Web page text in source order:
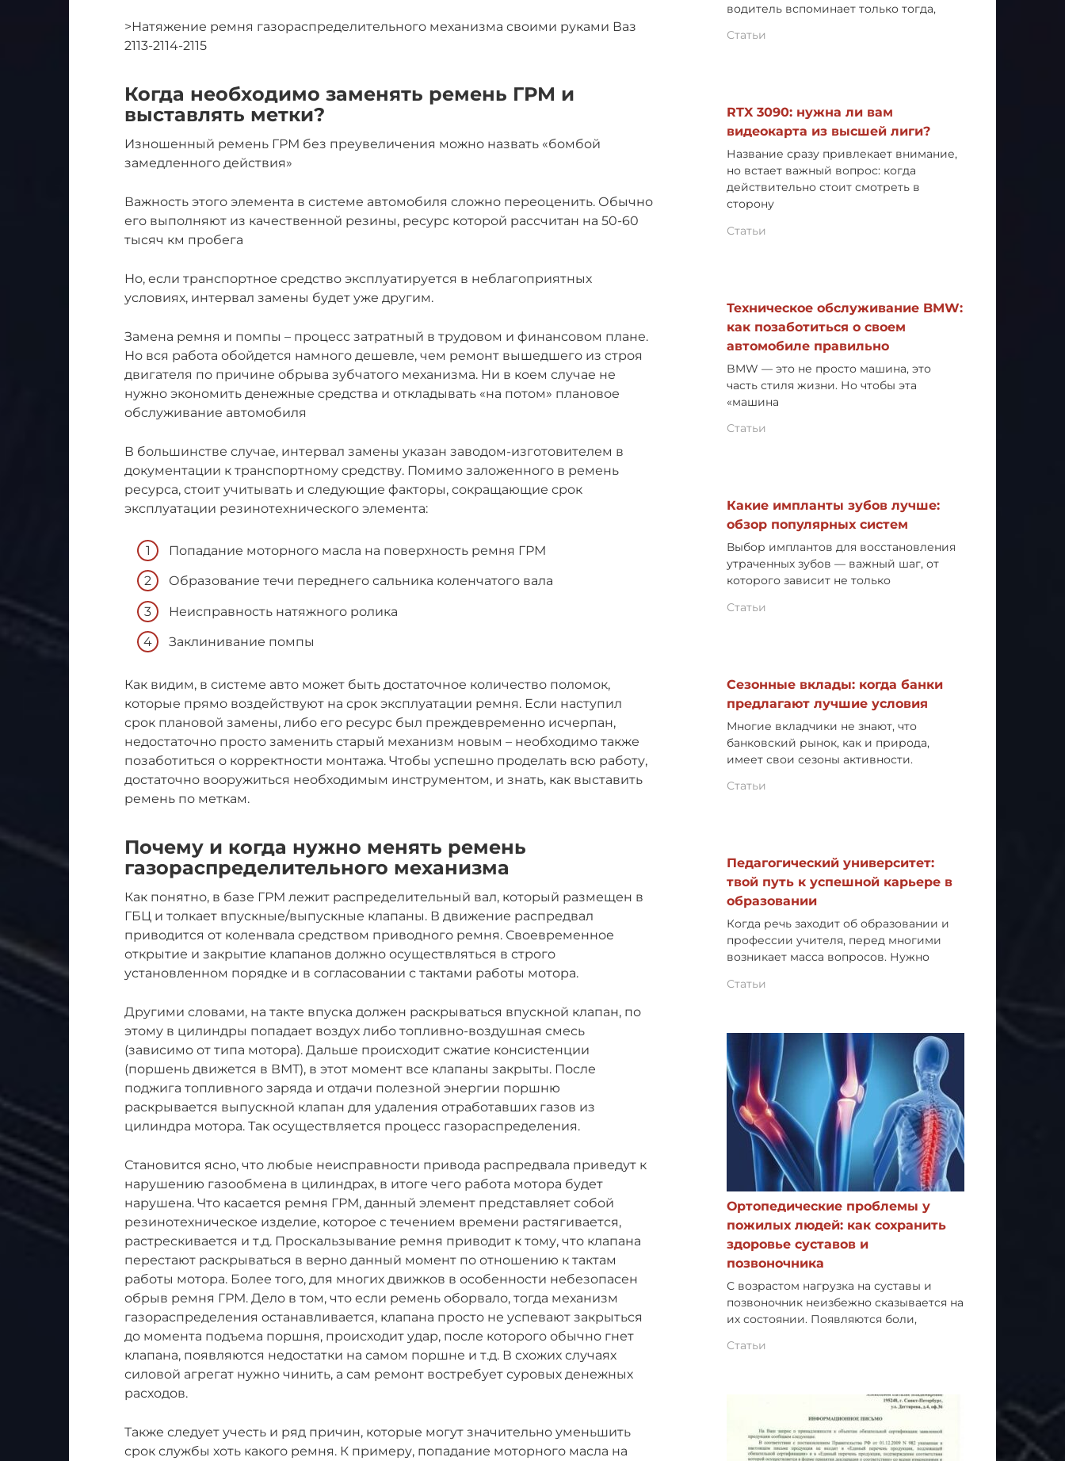
>Натяжение ремня газораспределительного механизма своими руками Ваз
2113-2114-2115
Когда необходимо заменять ремень ГРМ и
выставлять метки?
Изношенный ремень ГРМ без преувеличения можно назвать «бомбой
замедленного действия»
Важность этого элемента в системе автомобиля сложно переоценить. Обычно
его выполняют из качественной резины, ресурс которой рассчитан на 50-60
тысяч км пробега
Но, если транспортное средство эксплуатируется в неблагоприятных
условиях, интервал замены будет уже другим.
Замена ремня и помпы – процесс затратный в трудовом и финансовом плане.
Но вся работа обойдется намного дешевле, чем ремонт вышедшего из строя
двигателя по причине обрыва зубчатого механизма. Ни в коем случае не
нужно экономить денежные средства и откладывать «на потом» плановое
обслуживание автомобиля
В большинстве случае, интервал замены указан заводом-изготовителем в
документации к транспортному средству. Помимо заложенного в ремень
ресурса, стоит учитывать и следующие факторы, сокращающие срок
эксплуатации резинотехнического элемента:
Попадание моторного масла на поверхность ремня ГРМ
Образование течи переднего сальника коленчатого вала
Неисправность натяжного ролика
Заклинивание помпы
Как видим, в системе авто может быть достаточное количество поломок,
которые прямо воздействуют на срок эксплуатации ремня. Если наступил
срок плановой замены, либо его ресурс был преждевременно исчерпан,
недостаточно просто заменить старый механизм новым – необходимо также
позаботиться о корректности монтажа. Чтобы успешно проделать всю работу,
достаточно вооружиться необходимым инструментом, и знать, как выставить
ремень по меткам.
Почему и когда нужно менять ремень
газораспределительного механизма
Как понятно, в базе ГРМ лежит распределительный вал, который размещен в
ГБЦ и толкает впускные/выпускные клапаны. В движение распредвал
приводится от коленвала средством приводного ремня. Своевременное
открытие и закрытие клапанов должно осуществляться в строго
установленном порядке и в согласовании с тактами работы мотора.
Другими словами, на такте впуска должен раскрываться впускной клапан, по
этому в цилиндры попадает воздух либо топливно-воздушная смесь
(зависимо от типа мотора). Дальше происходит сжатие консистенции
(поршень движется в ВМТ), в этот момент все клапаны закрыты. После
поджига топливного заряда и отдачи полезной энергии поршню
раскрывается выпускной клапан для удаления отработавших газов из
цилиндра мотора. Так осуществляется процесс газораспределения.
Становится ясно, что любые неисправности привода распредвала приведут к
нарушению газообмена в цилиндрах, в итоге чего работа мотора будет
нарушена. Что касается ремня ГРМ, данный элемент представляет собой
резинотехническое изделие, которое с течением времени растягивается,
растрескивается и т.д. Проскальзывание ремня приводит к тому, что клапана
перестают раскрываться в верно данный момент по отношению к тактам
работы мотора. Более того, для многих движков в особенности небезопасен
обрыв ремня ГРМ. Дело в том, что если ремень оборвало, тогда механизм
газораспределения останавливается, клапана просто не успевают закрыться
до момента подъема поршня, происходит удар, после которого обычно гнет
клапана, появляются недостатки на самом поршне и т.д. В схожих случаях
силовой агрегат нужно чинить, а сам ремонт востребует суровых денежных
расходов.
Также следует учесть и ряд причин, которые могут значительно уменьшить
срок службы хоть какого ремня. К примеру, попадание моторного масла на
водитель вспоминает только тогда,
Статьи
RTX 3090: нужна ли вам
видеокарта из высшей лиги?
Название сразу привлекает внимание,
но встает важный вопрос: когда
действительно стоит смотреть в
сторону
Статьи
Техническое обслуживание BMW:
как позаботиться о своем
автомобиле правильно
BMW — это не просто машина, это
часть стиля жизни. Но чтобы эта
«машина
Статьи
Какие импланты зубов лучше:
обзор популярных систем
Выбор имплантов для восстановления
утраченных зубов — важный шаг, от
которого зависит не только
Статьи
Сезонные вклады: когда банки
предлагают лучшие условия
Многие вкладчики не знают, что
банковский рынок, как и природа,
имеет свои сезоны активности.
Статьи
Педагогический университет:
твой путь к успешной карьере в
образовании
Когда речь заходит об образовании и
профессии учителя, перед многими
возникает масса вопросов. Нужно
Статьи
Ортопедические проблемы у
пожилых людей: как сохранить
здоровье суставов и
позвоночника
С возрастом нагрузка на суставы и
позвоночник неизбежно сказывается на
их состоянии. Появляются боли,
Статьи